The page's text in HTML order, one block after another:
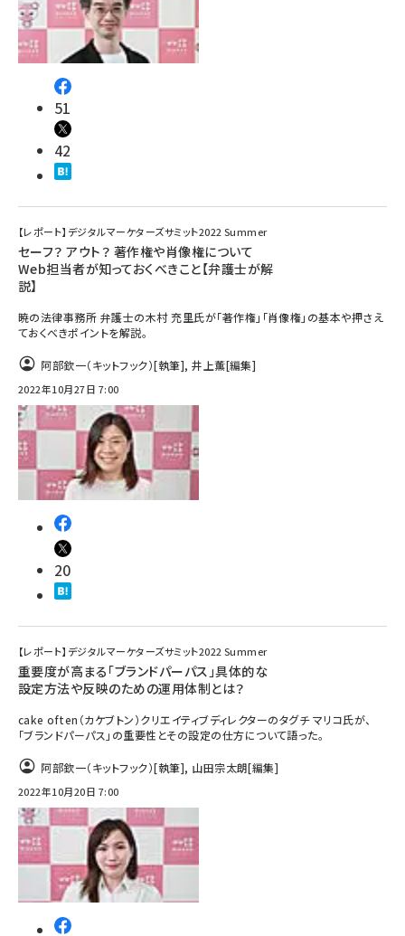
51
42
【レポート】デジタルマーケターズサミット2022 Summer
セーフ？ アウト？ 著作権や肖像権について
Web担当者が知っておくべきこと【弁護士が解
説】
暁の法律事務所 弁護士の木村 充里氏が「著作権」「肖像権」の基本や押さえ
ておくべきポイントを解説。
阿部欽一（キットフック）[執筆],井上薫[編集]
2022年10月27日 7:00
20
【レポート】デジタルマーケターズサミット2022 Summer
重要度が高まる「ブランドパーパス」具体的な
設定方法や反映のための運用体制とは？
cake often（カケブトン）クリエイティブディレクターのタグチ マリコ氏が、
「ブランドパーパス」の重要性とその設定の仕方について語った。
阿部欽一（キットフック）[執筆], 山田宗太朗[編集]
2022年10月20日 7:00